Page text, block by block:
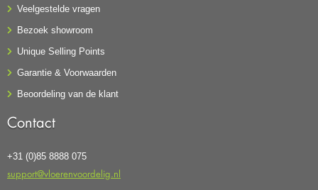
Veelgestelde vragen
Bezoek showroom
Unique Selling Points
Garantie & Voorwaarden
Beoordeling van de klant
Contact
+31 (0)85 8888 075
support@vloerenvoordelig.nl